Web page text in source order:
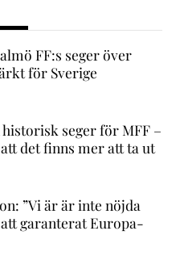
FF:s seger över
för Sverige
seger för MFF –
det finns mer att ta ut
”Vi är är inte nöjda
garanterat Europa-